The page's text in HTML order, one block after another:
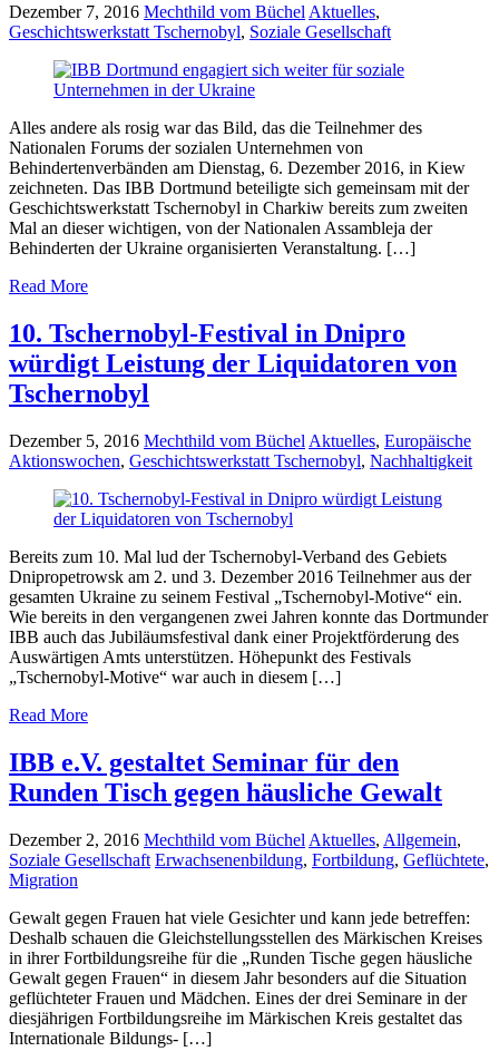
Dezember 7, 2016 Mechthild vom Büchel Aktuelles,
Geschichtswerkstatt Tschernobyl, Soziale Gesellschaft
Alles andere als rosig war das Bild, das die Teilnehmer des
Nationalen Forums der sozialen Unternehmen von
Behindertenverbänden am Dienstag, 6. Dezember 2016, in Kiew
zeichneten. Das IBB Dortmund beteiligte sich gemeinsam mit der
Geschichtswerkstatt Tschernobyl in Charkiw bereits zum zweiten
Mal an dieser wichtigen, von der Nationalen Assambleja der
Behinderten der Ukraine organisierten Veranstaltung. […]
Read More
10. Tschernobyl-Festival in Dnipro
würdigt Leistung der Liquidatoren von
Tschernobyl
Dezember 5, 2016 Mechthild vom Büchel Aktuelles, Europäische
Aktionswochen, Geschichtswerkstatt Tschernobyl, Nachhaltigkeit
Bereits zum 10. Mal lud der Tschernobyl-Verband des Gebiets
Dnipropetrowsk am 2. und 3. Dezember 2016 Teilnehmer aus der
gesamten Ukraine zu seinem Festival „Tschernobyl-Motive“ ein.
Wie bereits in den vergangenen zwei Jahren konnte das Dortmunder
IBB auch das Jubiläumsfestival dank einer Projektförderung des
Auswärtigen Amts unterstützen. Höhepunkt des Festivals
„Tschernobyl-Motive“ war auch in diesem […]
Read More
IBB e.V. gestaltet Seminar für den
Runden Tisch gegen häusliche Gewalt
Dezember 2, 2016 Mechthild vom Büchel Aktuelles, Allgemein,
Soziale Gesellschaft Erwachsenenbildung, Fortbildung, Geflüchtete,
Migration
Gewalt gegen Frauen hat viele Gesichter und kann jede betreffen:
Deshalb schauen die Gleichstellungsstellen des Märkischen Kreises
in ihrer Fortbildungsreihe für die „Runden Tische gegen häusliche
Gewalt gegen Frauen“ in diesem Jahr besonders auf die Situation
geflüchteter Frauen und Mädchen. Eines der drei Seminare in der
diesjährigen Fortbildungsreihe im Märkischen Kreis gestaltet das
Internationale Bildungs- […]